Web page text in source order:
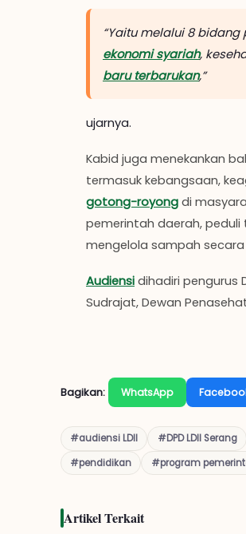
“Yaitu melalui 8
ekonomi syariah,
baru terbarukan,”
ujarnya.
Kabid juga menekankan
termasuk kebangsaan,
gotong-royongdi
pemerintah daerah,
mengelola sampah secara
Audiensidihadiri pengurus
Sudrajat, Dewan
Bagikan: WhatsApp
#audiensi LDII #DPD LDII Serang
#pendidikan
#program
Artikel Terkait